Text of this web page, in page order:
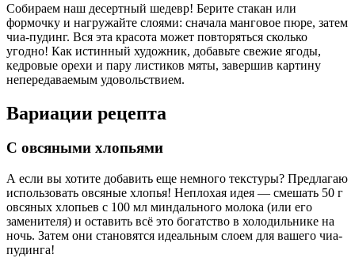
Собираем наш десертный шедевр! Берите стакан или
формочку и нагружайте слоями: сначала манговое пюре, затем
чиа-пудинг. Вся эта красота может повторяться сколько
угодно! Как истинный художник, добавьте свежие ягоды,
кедровые орехи и пару листиков мяты, завершив картину
непередаваемым удовольствием.
Вариации рецепта
С овсяными хлопьями
А если вы хотите добавить еще немного текстуры? Предлагаю
использовать овсяные хлопья! Неплохая идея — смешать 50 г
овсяных хлопьев с 100 мл миндального молока (или его
заменителя) и оставить всё это богатство в холодильнике на
ночь. Затем они становятся идеальным слоем для вашего чиа-
пудинга!